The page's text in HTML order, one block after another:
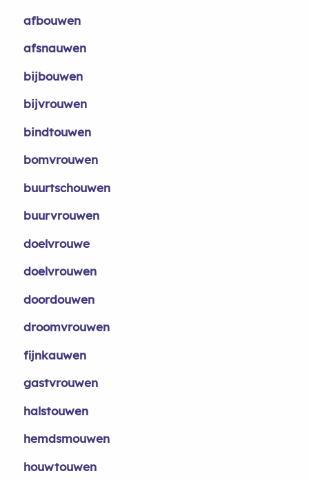
afbouwen
afsnauwen
bijbouwen
bijvrouwen
bindtouwen
bomvrouwen
buurtschouwen
buurvrouwen
doelvrouwe
doelvrouwen
doordouwen
droomvrouwen
fijnkauwen
gastvrouwen
halstouwen
hemdsmouwen
houwtouwen